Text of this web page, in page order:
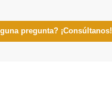
pregunta? ¡Consúltanos!